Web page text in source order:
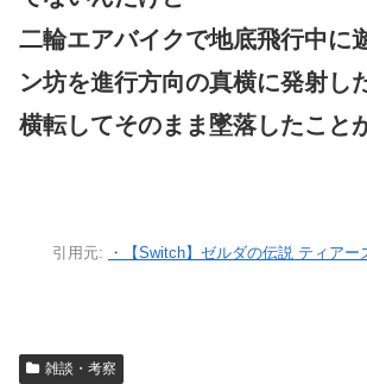
二輪エアバイクで地底飛行中に
ン坊を進行方向の真横に発射し
横転してそのまま墜落したこと
引用元:
・【Switch】ゼルダの伝説 ティア
雑談・考察